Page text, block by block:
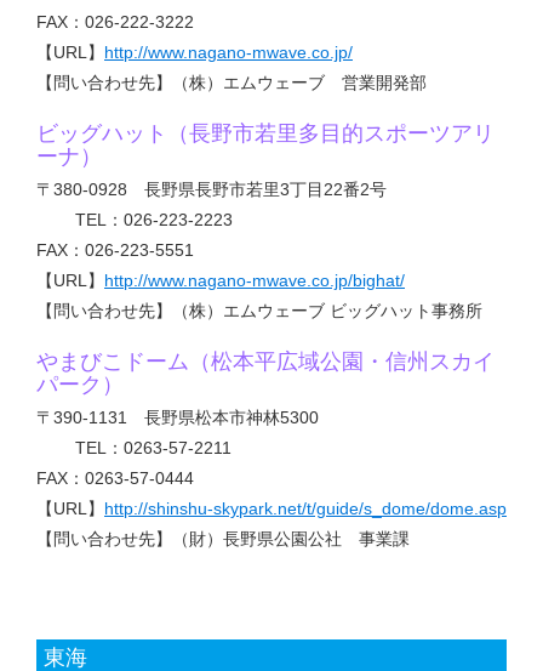
FAX：026-222-3222
【URL】 http://www.nagano-mwave.co.jp/
【問い合わせ先】（株）エムウェーブ 営業開発部
ビッグハット（長野市若里多目的スポーツアリ
ーナ）
〒380-0928 長野県長野市若里3丁目22番2号
TEL：026-223-2223
FAX：026-223-5551
【URL】 http://www.nagano-mwave.co.jp/bighat/
【問い合わせ先】（株）エムウェーブ ビッグハット事務所
やまびこドーム（松本平広域公園・信州スカイ
パーク）
〒390-1131 長野県松本市神林5300
TEL：0263-57-2211
FAX：0263-57-0444
【URL】 http://shinshu-skypark.net/t/guide/s_dome/dome.asp
【問い合わせ先】（財）長野県公園公社 事業課
東海